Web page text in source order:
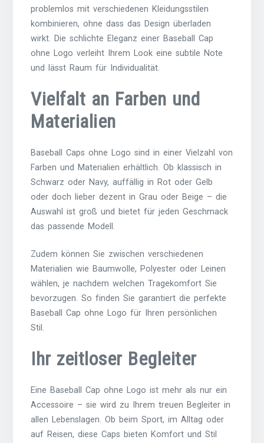
problemlos mit verschiedenen Kleidungsstilen
kombinieren, ohne dass das Design überladen
wirkt. Die schlichte Eleganz einer Baseball Cap
ohne Logo verleiht Ihrem Look eine subtile Note
und lässt Raum für Individualität.
Vielfalt an Farben und
Materialien
Baseball Caps ohne Logo sind in einer Vielzahl von
Farben und Materialien erhältlich. Ob klassisch in
Schwarz oder Navy, auffällig in Rot oder Gelb
oder doch lieber dezent in Grau oder Beige – die
Auswahl ist groß und bietet für jeden Geschmack
das passende Modell.
Zudem können Sie zwischen verschiedenen
Materialien wie Baumwolle, Polyester oder Leinen
wählen, je nachdem welchen Tragekomfort Sie
bevorzugen. So finden Sie garantiert die perfekte
Baseball Cap ohne Logo für Ihren persönlichen
Stil.
Ihr zeitloser Begleiter
Eine Baseball Cap ohne Logo ist mehr als nur ein
Accessoire – sie wird zu Ihrem treuen Begleiter in
allen Lebenslagen. Ob beim Sport, im Alltag oder
auf Reisen, diese Caps bieten Komfort und Stil